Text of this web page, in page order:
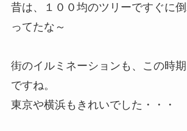
昔は、１００均のツリーですぐに
ってたな～
街のイルミネーションも、この時
ですね。
東京や横浜もきれいでした・・・